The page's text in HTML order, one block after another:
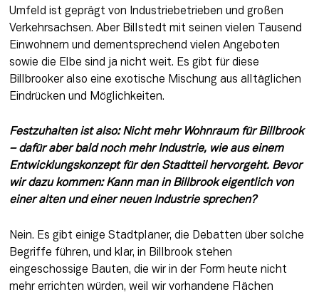
Umfeld ist geprägt von Industriebetrieben und großen
Verkehrsachsen. Aber Billstedt mit seinen vielen Tausend
Einwohnern und dementsprechend vielen Angeboten
sowie die Elbe sind ja nicht weit. Es gibt für diese
Billbrooker also eine exotische Mischung aus alltäglichen
Eindrücken und Möglichkeiten.
Festzuhalten ist also: Nicht mehr Wohnraum für Billbrook
– dafür aber bald noch mehr Industrie, wie aus einem
Entwicklungskonzept für den Stadtteil hervorgeht. Bevor
wir dazu kommen: Kann man in Billbrook eigentlich von
einer alten und einer neuen Industrie sprechen?
Nein. Es gibt einige Stadtplaner, die Debatten über solche
Begriffe führen, und klar, in Billbrook stehen
eingeschossige Bauten, die wir in der Form heute nicht
mehr errichten würden, weil wir vorhandene Flächen